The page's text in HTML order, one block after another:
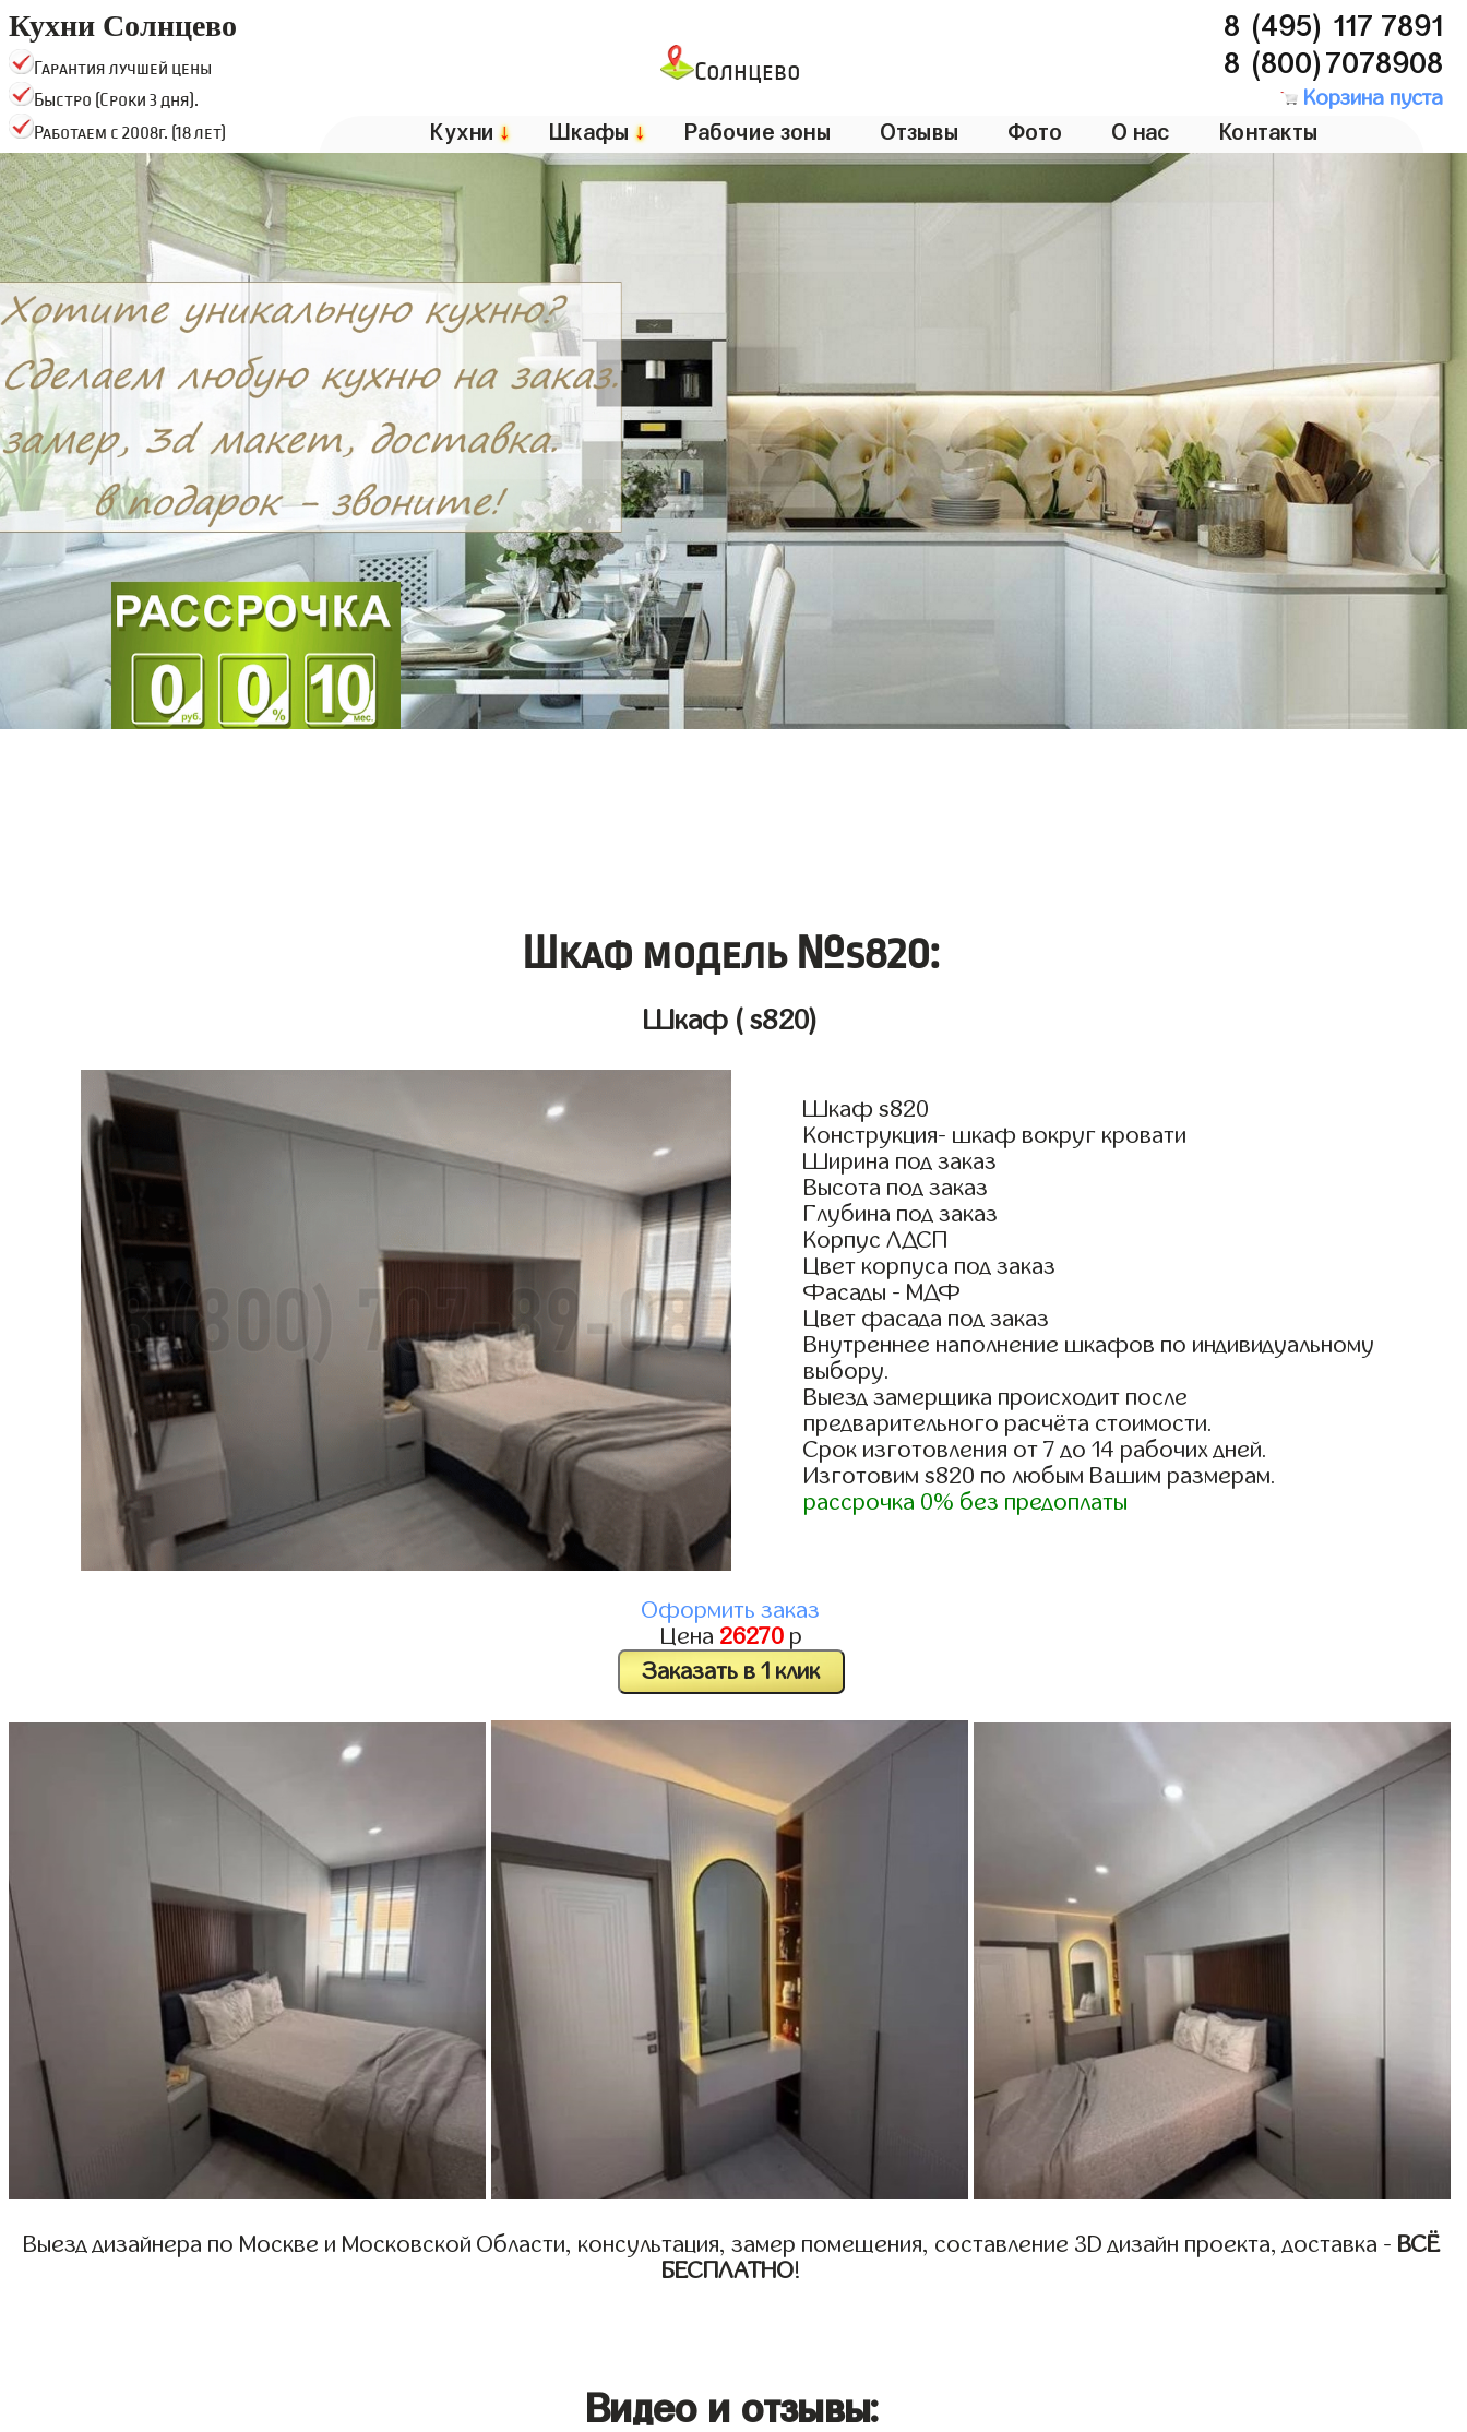
Кухни Солнцево
Гарантия лучшей цены
Быстро (Сроки 3 дня).
Работаем с 2008г. (18 лет)
Солнцево
8 (495) 117 7891
8 (800)7078908
Корзина пуста
Кухни↓ Шкафы↓ Рабочие зоны Отзывы Фото О нас Контакты
Шкаф модель №s820:
Шкаф ( s820)
Шкаф s820
Конструкция- шкаф вокруг кровати
Ширина под заказ
Высота под заказ
Глубина под заказ
Корпус ЛДСП
Цвет корпуса под заказ
Фасады - МДФ
Цвет фасада под заказ
Внутреннее наполнение шкафов по индивидуальному
выбору.
Выезд замерщика происходит после
предварительного расчёта стоимости.
Срок изготовления от 7 до 14 рабочих дней.
Изготовим s820 по любым Вашим размерам.
рассрочка 0% без предоплаты
Оформить заказ
Цена 26270р
Заказать в 1 клик
Выезд дизайнера по Москве и Московской Области, консультация, замер помещения, составление 3D дизайн проекта, доставка - ВСЁ
БЕСПЛАТНО!
Видео и отзывы: